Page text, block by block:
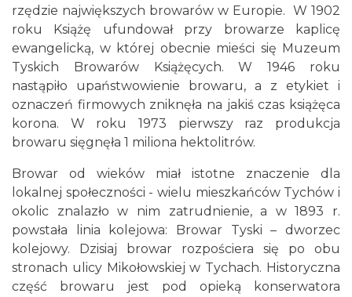
rzędzie największych browarów w Europie. W 1902
roku Książę ufundował przy browarze kaplicę
ewangelicką, w której obecnie mieści się Muzeum
Tyskich Browarów Książęcych. W 1946 roku
nastąpiło upaństwowienie browaru, a z etykiet i
oznaczeń firmowych zniknęła na jakiś czas książęca
korona. W roku 1973 pierwszy raz produkcja
browaru sięgnęła 1 miliona hektolitrów.
Browar od wieków miał istotne znaczenie dla
lokalnej społeczności - wielu mieszkańców Tychów i
okolic znalazło w nim zatrudnienie, a w 1893 r.
powstała linia kolejowa: Browar Tyski – dworzec
kolejowy. Dzisiaj browar rozpościera się po obu
stronach ulicy Mikołowskiej w Tychach. Historyczna
część browaru jest pod opieką konserwatora